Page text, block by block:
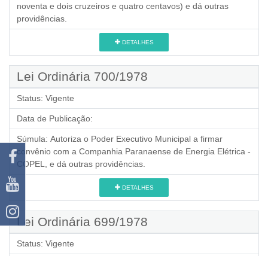
noventa e dois cruzeiros e quatro centavos) e dá outras
providências.
DETALHES
Lei Ordinária 700/1978
Status: Vigente
Data de Publicação:
Súmula: Autoriza o Poder Executivo Municipal a firmar
convênio com a Companhia Paranaense de Energia Elétrica -
COPEL, e dá outras providências.
DETALHES
Lei Ordinária 699/1978
Status: Vigente